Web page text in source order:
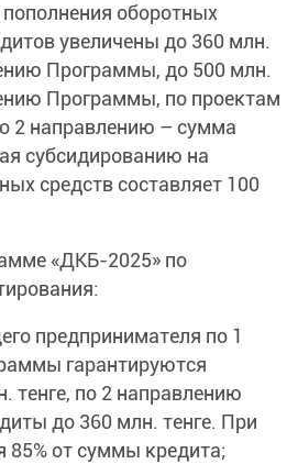
оборотных
увеличены до 360 млн.
Программы, до 500 млн.
Программы, по проектам
2 направлению – сумма
субсидированию на
средств составляет 100
«ДКБ-2025» по
предпринимателя по 1
гарантируются
тенге, по 2 направлению
до 360 млн. тенге. При
85% от суммы кредита;